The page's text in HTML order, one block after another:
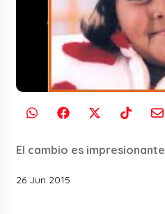
El cambio es impresionante
26 Jun 2015